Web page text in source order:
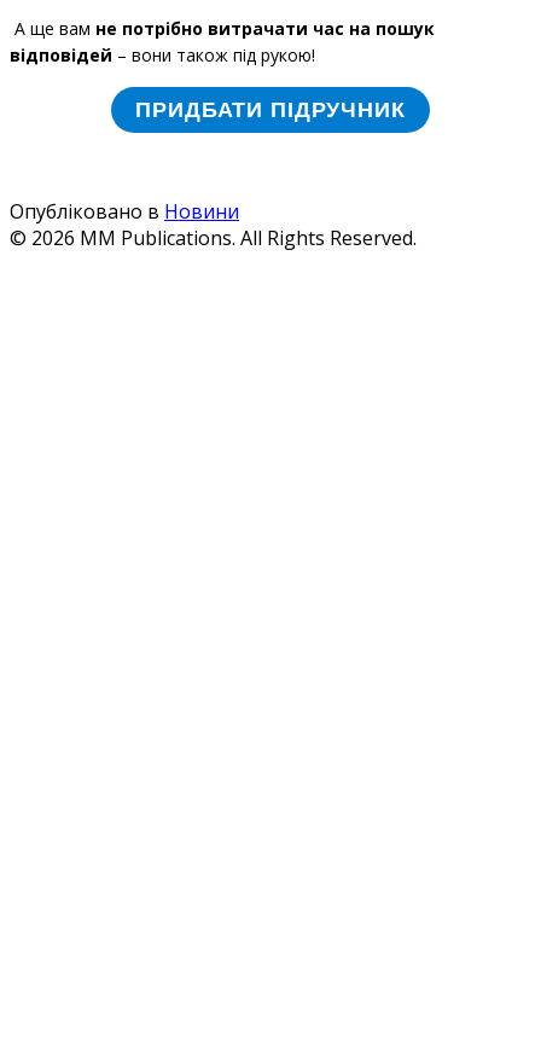
А ще вам не потрібно витрачати час на пошук
відповідей – вони також під рукою!
ПРИДБАТИ ПІДРУЧНИК
Опубліковано в Новини
© 2026 MM Publications. All Rights Reserved.